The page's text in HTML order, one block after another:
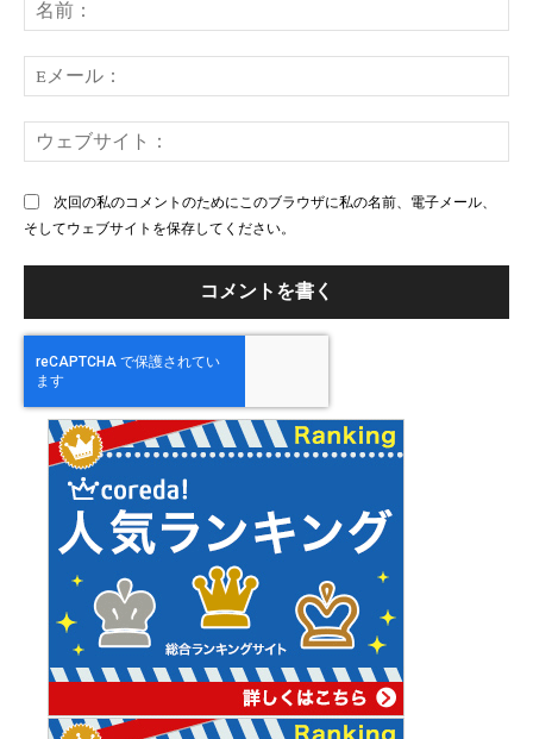
ン
ト：
前
メ
ー
ェ
次回の私のコメントのためにこのブラウザに私の名前、電子メール、
そしてウェブサイトを保存してください。